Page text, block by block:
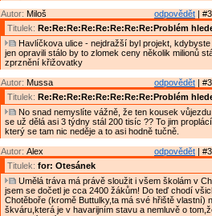
odpovědět |
Autor: Miloš
Titulek: Re:Re:Re:Re:Re:Re:Re:Re:Problém
Havlíčkova ulice - nejdražší byl projekt, kdybyste
jen opravili stálo by to zlomek ceny několik milionů
zprznění křižovatky
odpovědět |
Autor: Mussa
Titulek: Re:Re:Re:Re:Re:Re:Re:Re:Problém
No snad nemyslíte vážně, že ten kousek
se už dělá asi 3 týdny stál 200 tisíc ?? To jim
který se tam nic neděje a to asi hodně tučně.
odpovědět |
Autor: Alex
Titulek: for: Otesánek
Umělá tráva má právě sloužit i všem školám v
jsem se dočetl je cca 2400 žákům! Do teď chodí
Chotěboře (kromě Buttulky,ta má své hřiště vlastní)
škváru,která je v havarijním stavu a nemluvě o